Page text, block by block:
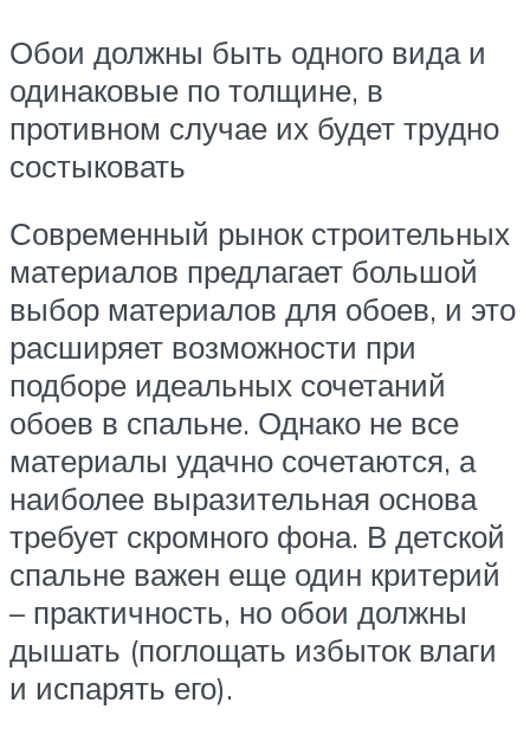
Обои должны быть одного вида и
одинаковые по толщине, в
противном случае их будет трудно
состыковать
Современный рынок строительных
материалов предлагает большой
выбор материалов для обоев, и это
расширяет возможности при
подборе идеальных сочетаний
обоев в спальне. Однако не все
материалы удачно сочетаются, а
наиболее выразительная основа
требует скромного фона. В детской
спальне важен еще один критерий
– практичность, но обои должны
дышать (поглощать избыток влаги
и испарять его).